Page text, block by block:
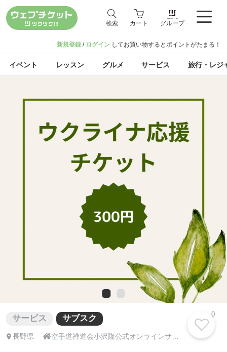
検索 カート グループ
新規登録 / ログイン してお買い物するとポイントがたまる！
イベント レッスン グルメ サービス 旅行・レジ
サービス サブスク
長野県  空手道禅道会小沢隆公式オンラインサロン｜ウクライナ支援｜一般社団法人グリーンリーフ
0